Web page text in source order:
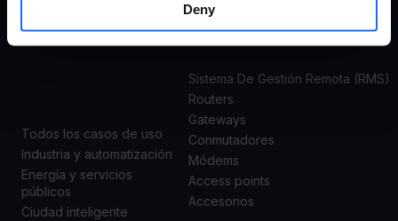
Deny
CASOS
Todos los casos de uso
Industria y automatización
Energía y servicios
públicos
Ciudad inteligente
PRODUCTOS
Sistema De Gestión Remota (RMS)
Routers
Gateways
Conmutadores
Módems
Access points
Accesorios